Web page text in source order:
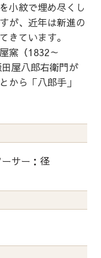
小紋で埋め尽くし
が、近年は新進の
きています。
窯（1832～
屋八郎右衛門が
から「八郎手」
サー：径